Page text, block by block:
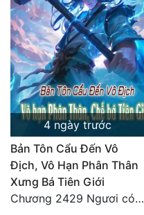
Xuyên Nhanh
Xuyên Sách
Xuyên Thư
Điền Văn
Đông Phương
Đông Phương Huyền Huyễn
Đồng Nhân
4 ngày trước
Bản Tôn Cẩu Đến Vô
Địch, Vô Hạn Phân Thân
Xưng Bá Tiên Giới
Chương 2429 Ngươi có tuệ nhãn? Ta có...